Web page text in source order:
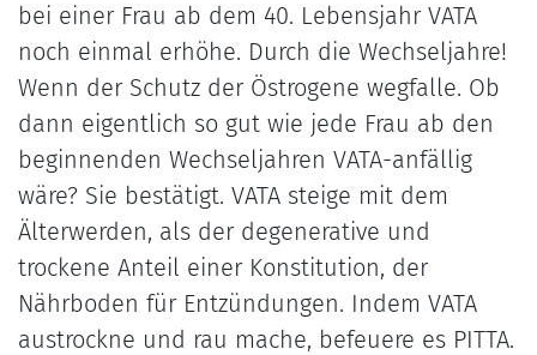
bei einer Frau ab dem 40. Lebensjahr VATA
noch einmal erhöhe. Durch die Wechseljahre!
Wenn der Schutz der Östrogene wegfalle. Ob
dann eigentlich so gut wie jede Frau ab den
beginnenden Wechseljahren VATA-anfällig
wäre? Sie bestätigt. VATA steige mit dem
Älterwerden, als der degenerative und
trockene Anteil einer Konstitution, der
Nährboden für Entzündungen. Indem VATA
austrockne und rau mache, befeuere es PITTA.